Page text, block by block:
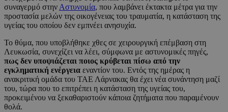
συναγερμό στην Αστυνομία, που λαμβάνει έκτακτα μέτρα για την
προστασία μελών της οικογένειας του τραυματία, η κατάσταση της
υγείας του οποίου δεν εμπνέει ανησυχία.
Το θύμα, που υποβλήθηκε χθες σε χειρουργική επέμβαση στη
Λευκωσία, συνεχίζει να λέει, σύμφωνα με αστυνομικές πηγές,
πως δεν υποψιάζεται ποιος κρύβεται πίσω από την
εγκληματική ενέργεια εναντίον του. Εντός της ημέρας η
ανακριτική ομάδα του ΤΑΕ Λάρνακας θα έχει νέα συνάντηση μαζί
του, τώρα που το επιτρέπει η κατάσταση της υγείας του,
προκειμένου να ξεκαθαριστούν κάποια ζητήματα που παραμένουν
θολά.